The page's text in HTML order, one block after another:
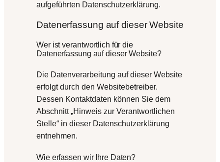
aufgeführten Datenschutzerklärung.
Datenerfassung auf dieser Website
Wer ist verantwortlich für die
Datenerfassung auf dieser Website?
Die Datenverarbeitung auf dieser Website
erfolgt durch den Websitebetreiber.
Dessen Kontaktdaten können Sie dem
Abschnitt „Hinweis zur Verantwortlichen
Stelle“ in dieser Datenschutzerklärung
entnehmen.
Wie erfassen wir Ihre Daten?